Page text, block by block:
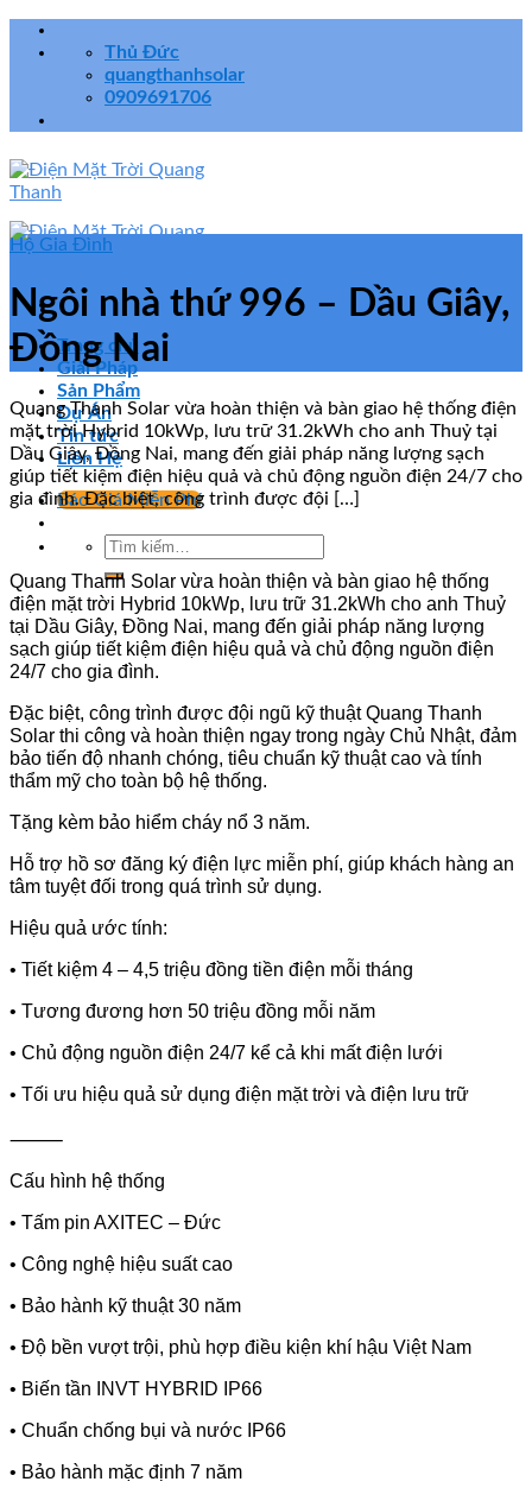
Skip
Thủ Đức
quangthanhsolar
0909691706
Trang chủ
Giải Pháp
Sản Phẩm
Dự Án
Tin tức
Liên Hệ
Báo Giá Miễn Phí
Tìm
Hộ Gia Đình
Ngôi nhà thứ 996 – Dầu Giây,
Đồng Nai
Quang Thanh Solar vừa hoàn thiện và bàn giao hệ thống điện
mặt trời Hybrid 10kWp, lưu trữ 31.2kWh cho anh Thuỷ tại
Dầu Giây, Đồng Nai, mang đến giải pháp năng lượng sạch
giúp tiết kiệm điện hiệu quả và chủ động nguồn điện 24/7 cho
gia đình. Đặc biệt, công trình được đội […]
Quang Thanh Solar vừa hoàn thiện và bàn giao hệ thống
điện mặt trời Hybrid 10kWp, lưu trữ 31.2kWh cho anh Thuỷ
tại Dầu Giây, Đồng Nai, mang đến giải pháp năng lượng
sạch giúp tiết kiệm điện hiệu quả và chủ động nguồn điện
24/7 cho gia đình.
Đặc biệt, công trình được đội ngũ kỹ thuật Quang Thanh
Solar thi công và hoàn thiện ngay trong ngày Chủ Nhật, đảm
bảo tiến độ nhanh chóng, tiêu chuẩn kỹ thuật cao và tính
thẩm mỹ cho toàn bộ hệ thống.
Tặng kèm bảo hiểm cháy nổ 3 năm.
Hỗ trợ hồ sơ đăng ký điện lực miễn phí, giúp khách hàng an
tâm tuyệt đối trong quá trình sử dụng.
Hiệu quả ước tính:
• Tiết kiệm 4 – 4,5 triệu đồng tiền điện mỗi tháng
• Tương đương hơn 50 triệu đồng mỗi năm
• Chủ động nguồn điện 24/7 kể cả khi mất điện lưới
• Tối ưu hiệu quả sử dụng điện mặt trời và điện lưu trữ
⸻
Cấu hình hệ thống
• Tấm pin AXITEC – Đức
• Công nghệ hiệu suất cao
• Bảo hành kỹ thuật 30 năm
• Độ bền vượt trội, phù hợp điều kiện khí hậu Việt Nam
• Biến tần INVT HYBRID IP66
• Chuẩn chống bụi và nước IP66
• Bảo hành mặc định 7 năm